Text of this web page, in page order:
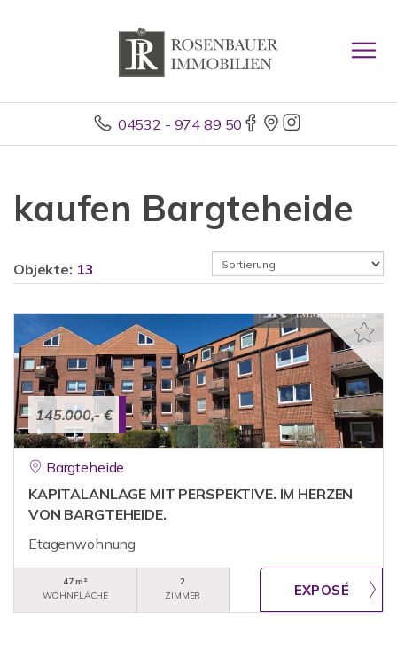
04532 - 974 89 50
kaufen Bargteheide
Objekte: 13
145.000,- €
Bargteheide
KAPITALANLAGE MIT PERSPEKTIVE. IM HERZEN
VON BARGTEHEIDE.
Etagenwohnung
47 m²
WOHNFLÄCHE
2
ZIMMER